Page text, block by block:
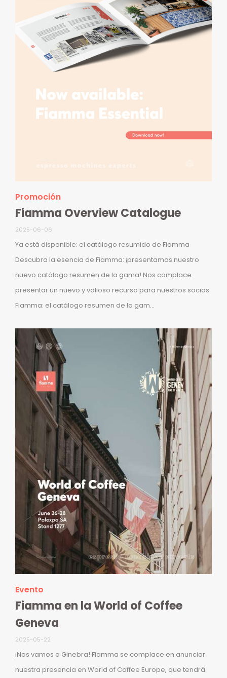
Promoción
Fiamma Overview Catalogue
2025-06-06
Ya está disponible: el catálogo resumido de Fiamma
Descubra la esencia de Fiamma: ¡presentamos nuestro
nuevo catálogo resumen de la gama! Nos complace
presentar un nuevo y valioso recurso para nuestros socios
Fiamma: el catálogo resumen de la gam...
Evento
Fiamma en la World of Coffee
Geneva
2025-05-22
¡Nos vamos a Ginebra! Fiamma se complace en anunciar
nuestra presencia en World of Coffee Europe, que tendrá